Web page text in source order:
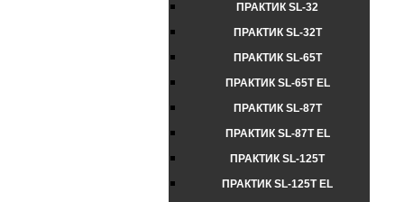
ПРАКТИК SL-32
ПРАКТИК SL-32Т
ПРАКТИК SL-65Т
ПРАКТИК SL-65Т EL
ПРАКТИК SL-87Т
ПРАКТИК SL-87Т EL
ПРАКТИК SL-125Т
ПРАКТИК SL-125Т EL